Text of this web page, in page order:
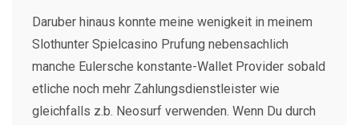
Daruber hinaus konnte meine wenigkeit in meinem
Slothunter Spielcasino Prufung nebensachlich
manche Eulersche konstante-Wallet Provider sobald
etliche noch mehr Zahlungsdienstleister wie
gleichfalls z.b. Neosurf verwenden. Wenn Du durch